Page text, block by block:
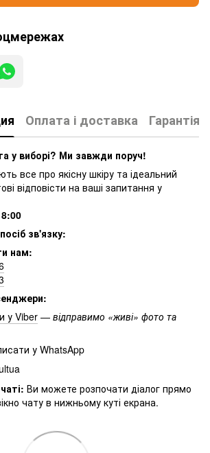
Оплата і доставка Гарантія
у виборі? Ми завжди поруч!
все про якісну шкіру та ідеальний
відповісти на ваші запитання у
зв'язку:
нам:
у Viber — відправимо «живі» фото та
у WhatsApp
Ви можете розпочати діалог прямо
чату в нижньому куті екрана.